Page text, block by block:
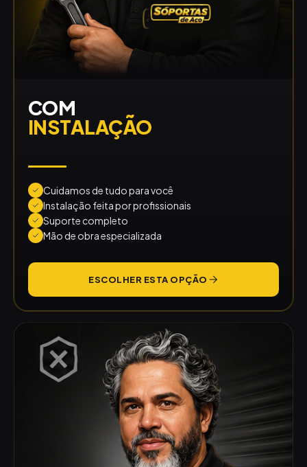
COM
INSTALAÇÃO
Cuidamos de tudo para você
Instalação feita por profissionais
Suporte completo
Mão de obra especializada
ESCOLHER ESTA OPÇÃO